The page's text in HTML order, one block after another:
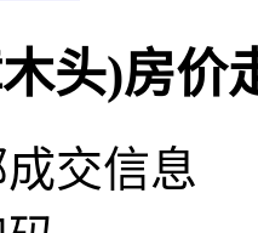
头)房价
交信息